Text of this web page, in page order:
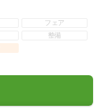
フェア
整備